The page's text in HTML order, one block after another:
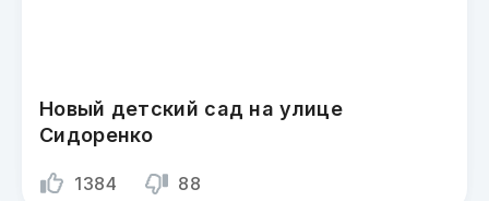
Новый детский сад на улице
Сидоренко
1384 88